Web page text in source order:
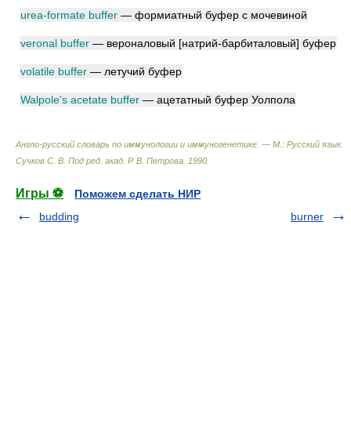
urea-formate buffer — формиатный буфер с мочевиной
veronal buffer — вероналовый [натрий-барбиталовый] буфер
volatile buffer — летучий буфер
Walpole's acetate buffer — ацетатный буфер Уолпола
Англо-русский словарь по иммунологии и иммуногенетике. — М.: Русский язык.
Сучков С. В. Под ред. акад. Р. В. Петрова 1990
Игры ⚽
Поможем сделать НИР
budding
burner